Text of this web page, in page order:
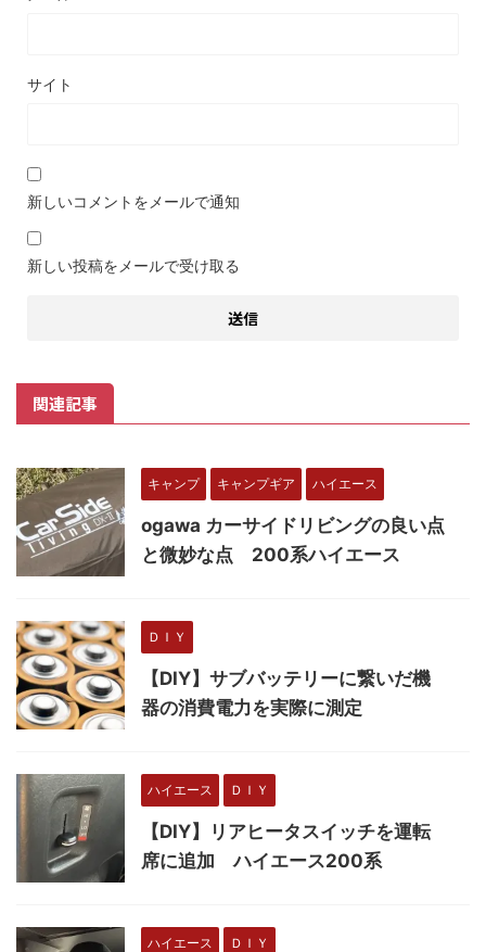
サイト
新しいコメントをメールで通知
新しい投稿をメールで受け取る
関連記事
キャンプ キャンプギア ハイエース
ogawa カーサイドリビングの良い点
と微妙な点 200系ハイエース
ＤＩＹ
【DIY】サブバッテリーに繋いだ機
器の消費電力を実際に測定
ハイエース ＤＩＹ
【DIY】リアヒータスイッチを運転
席に追加 ハイエース200系
ハイエース ＤＩＹ